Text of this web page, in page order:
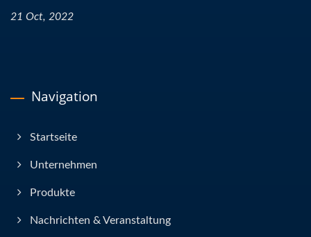
21 Oct, 2022
Navigation
Startseite
Unternehmen
Produkte
Nachrichten & Veranstaltung